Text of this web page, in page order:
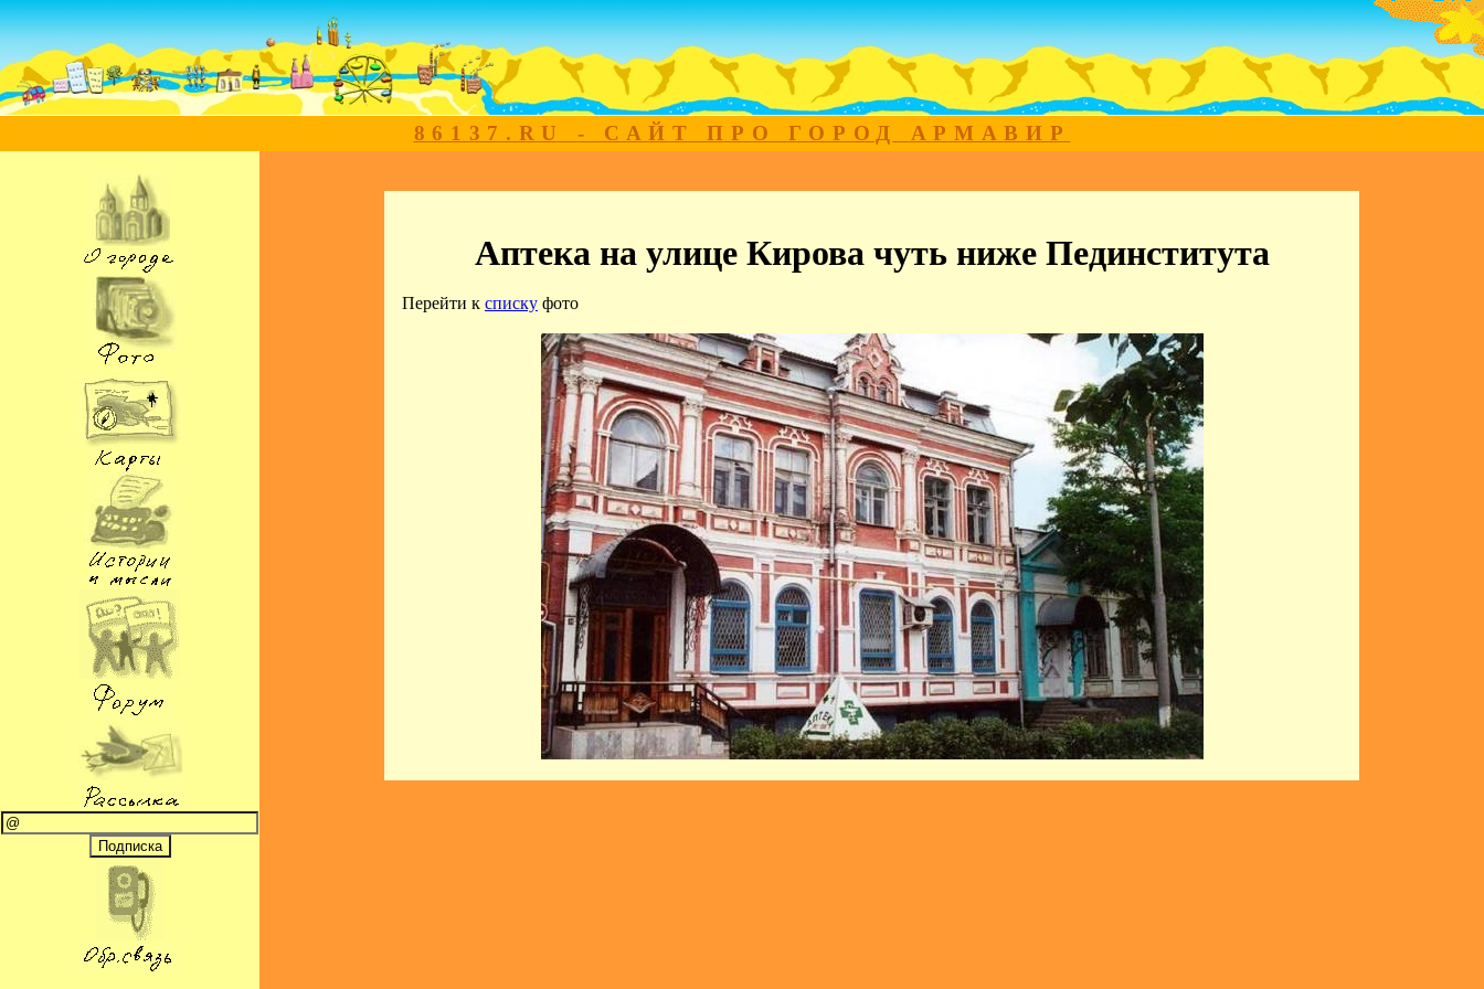
86137.RU - САЙТ ПРО ГОРОД АРМАВИР
Аптека на улице Кирова чуть ниже Пединститута
Перейти к списку фото